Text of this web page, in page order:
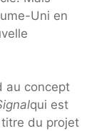
Uni en
au concept
qui est
du projet